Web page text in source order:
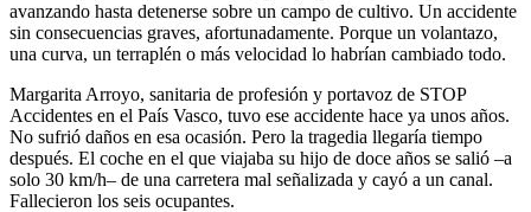
avanzando hasta detenerse sobre un campo de cultivo. Un accidente
sin consecuencias graves, afortunadamente. Porque un volantazo,
una curva, un terraplén o más velocidad lo habrían cambiado todo.
Margarita Arroyo, sanitaria de profesión y portavoz de STOP
Accidentes en el País Vasco, tuvo ese accidente hace ya unos años.
No sufrió daños en esa ocasión. Pero la tragedia llegaría tiempo
después. El coche en el que viajaba su hijo de doce años se salió –a
solo 30 km/h– de una carretera mal señalizada y cayó a un canal.
Fallecieron los seis ocupantes.